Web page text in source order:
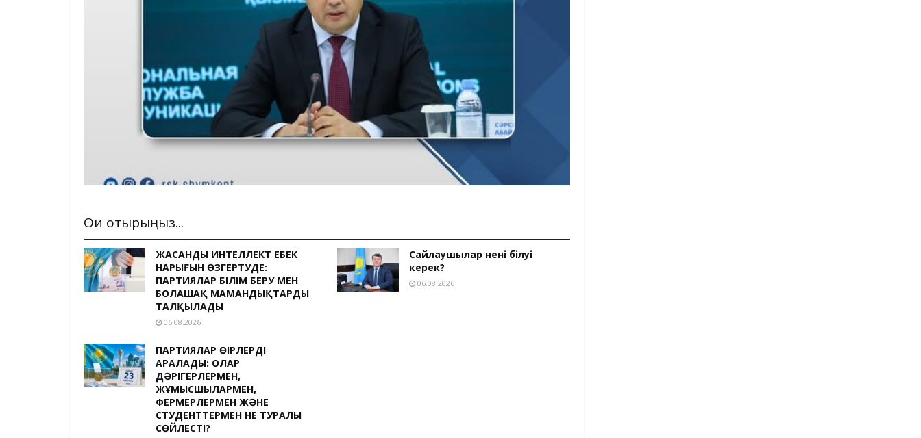
Оқи отырыңыз...
ЖАСАНДЫ ИНТЕЛЛЕКТ ЕҢБЕК
НАРЫҒЫН ӨЗГЕРТУДЕ:
ПАРТИЯЛАР БІЛІМ БЕРУ МЕН
БОЛАШАҚ МАМАНДЫҚТАРДЫ
ТАЛҚЫЛАДЫ
06.08.2026
Сайлаушылар нені білуі
керек?
06.08.2026
ПАРТИЯЛАР ӨҢІРЛЕРДІ
АРАЛАДЫ: ОЛАР
ДӘРІГЕРЛЕРМЕН,
ЖҰМЫСШЫЛАРМЕН,
ФЕРМЕРЛЕРМЕН ЖӘНЕ
СТУДЕНТТЕРМЕН НЕ ТУРАЛЫ
СӨЙЛЕСТІ?